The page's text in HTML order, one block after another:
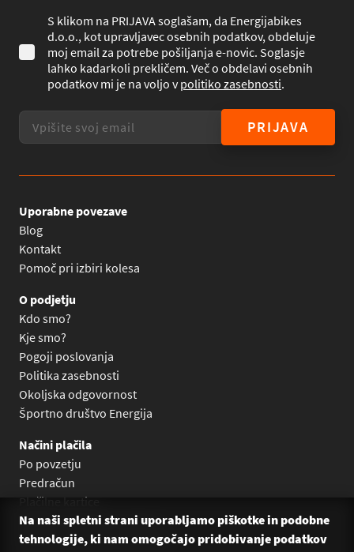
S klikom na PRIJAVA soglašam, da Energijabikes
d.o.o., kot upravljavec osebnih podatkov, obdeluje
moj email za potrebe pošiljanja e-novic. Soglasje
lahko kadarkoli prekličem. Več o obdelavi osebnih
podatkov mi je na voljo vpolitiko zasebnosti.
PRIJAVA
Uporabne povezave
Blog
Kontakt
Pomoč pri izbiri kolesa
O podjetju
Kdo smo?
Kje smo?
Pogoji poslovanja
Politika zasebnosti
Okoljska odgovornost
Športno društvo Energija
Načini plačila
Po povzetju
Predračun
Plačilne kartice
Plačilo na obroke Leanpay
Plačilo na obroke s karticami
Na naši spletni strani uporabljamo piškotke in podobne
tehnologije, ki nam omogočajo pridobivanje podatkov